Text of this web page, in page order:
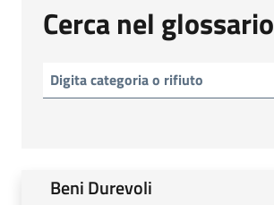
Cerca nel glossario
Beni Durevoli